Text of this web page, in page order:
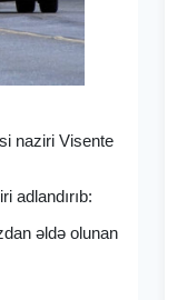
naziri Visente
adlandırıb:
əldə olunan